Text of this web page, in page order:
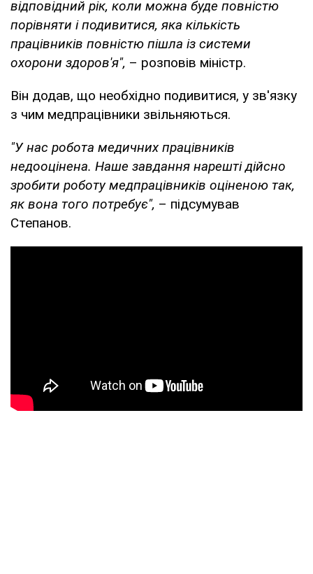
відповідний рік, коли можна буде повністю
порівняти і подивитися, яка кількість
працівників повністю пішла із системи
охорони здоров'я", – розповів міністр.
Він додав, що необхідно подивитися, у зв'язку
з чим медпрацівники звільняються.
"У нас робота медичних працівників
недооцінена. Наше завдання нарешті дійсно
зробити роботу медпрацівників оціненою так,
як вона того потребує", – підсумував
Степанов.